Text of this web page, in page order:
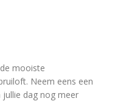
mooiste
Neem eens een
dag nog meer